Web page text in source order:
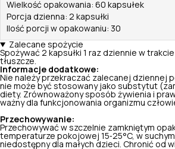
Wielkość opakowania: 60 kapsułek
Porcja dzienna: 2 kapsułki
Ilość porcji w opakowaniu: 30
Zalecane spożycie
Spożywać 2 kapsułki 1 raz dziennie w
tłuszcze.
Informacje dodatkowe:
Nie należy przekraczać zalecanej dziennej
nie może być stosowany jako substytut
diety. Zrównoważony sposób żywienia i
ważny dla funkcjonowania organizmu
Przechowywanie:
Przechowywać w szczelnie zamkniętym
temperaturze pokojowej 15‑25°C, w
niedostępny dla małych dzieci. Chronić od